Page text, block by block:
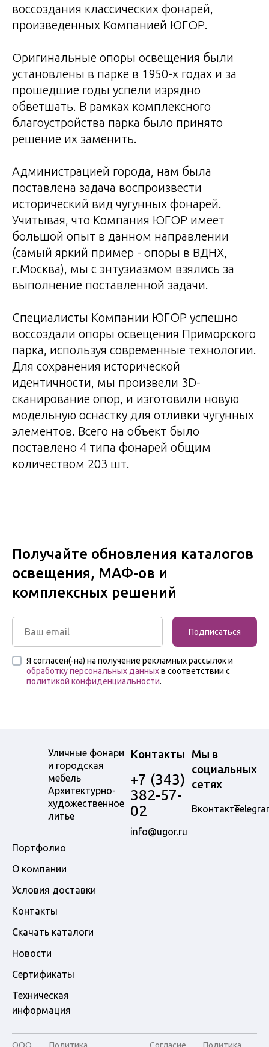
воссоздания классических фонарей,
произведенных Компанией ЮГОР.
Оригинальные опоры освещения были
установлены в парке в 1950-х годах и за
прошедшие годы успели изрядно
обветшать. В рамках комплексного
благоустройства парка было принято
решение их заменить.
Администрацией города, нам была
поставлена задача воспроизвести
исторический вид чугунных фонарей.
Учитывая, что Компания ЮГОР имеет
большой опыт в данном направлении
(самый яркий пример - опоры в ВДНХ,
г.Москва), мы с энтузиазмом взялись за
выполнение поставленной задачи.
Специалисты Компании ЮГОР успешно
воссоздали опоры освещения Приморского
парка, используя современные технологии.
Для сохранения исторической
идентичности, мы произвели 3D-
сканирование опор, и изготовили новую
модельную оснастку для отливки чугунных
элементов. Всего на объект было
поставлено 4 типа фонарей общим
количеством 203 шт.
Получайте обновления каталогов
освещения, МАФ-ов и
комплексных решений
Подписаться
Я согласен(-на) на получение рекламных рассылок и
обработку персональных данныхв соответствии с
политикой конфиденциальности.
Уличные фонари
и городская
мебель
Архитектурно-
художественное
литье
Портфолио
О компании
Условия доставки
Контакты
Скачать каталоги
Новости
Сертификаты
Техническая
информация
Контакты
+7 (343)
382-57-
02
info@ugor.ru
Мы в
социальных
сетях
Вконтакте